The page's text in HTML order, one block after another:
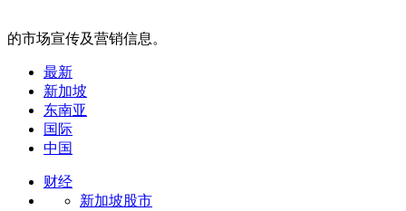
的市场宣传及营销信息。
最新
新加坡
东南亚
国际
中国
财经
新加坡股市